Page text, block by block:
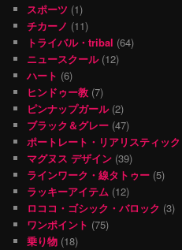
スポーツ (1)
チカーノ (11)
トライバル・tribal (64)
ニュースクール(12)
ハート (6)
ヒンドゥー教 (7)
ピンナップガール(2)
ブラック＆グレー (47)
ポートレート・リアリスティック
マグヌス デザイン (39)
ラインワーク・線タトゥー (5)
ラッキーアイテム (12)
ロココ・ゴシック・バロック (3)
ワンポイント (75)
乗り物 (18)